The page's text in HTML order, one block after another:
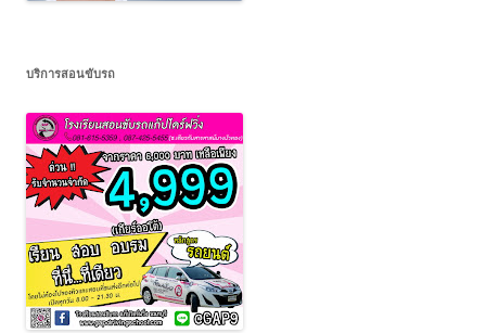
บริการสอนขับรถ